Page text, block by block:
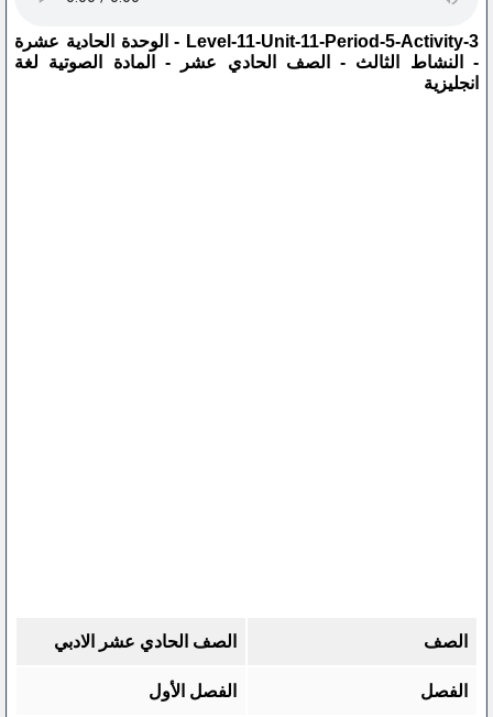
Level-11-Unit-11-Period-5-Activity-3 - الوحدة الحادية عشرة
- النشاط الثالث - الصف الحادي عشر - المادة الصوتية لغة
انجليزية
الصف الصف الحادي عشر الادبي
الفصل الفصل الأول